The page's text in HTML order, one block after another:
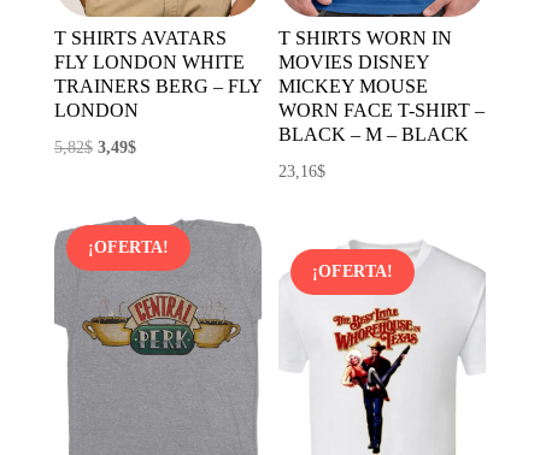
T SHIRTS AVATARS
FLY LONDON WHITE
TRAINERS BERG – FLY
LONDON
5,82$ El
era:
5,82$.
3,49$El
es:
3,49$.
T SHIRTS WORN IN
MOVIES DISNEY
MICKEY MOUSE
WORN FACE T-SHIRT –
BLACK – M – BLACK
23,16$
¡OFERTA!
¡OFERTA!